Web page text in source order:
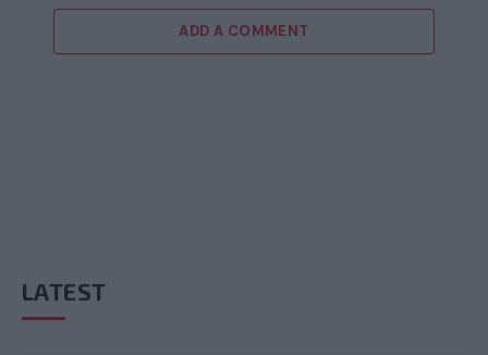
ADD A COMMENT
LATEST